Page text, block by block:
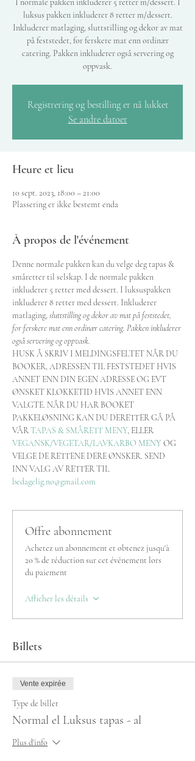
luksus pakken inkluderer 8 retter m/dessert.
Inkluderer matlaging, sluttstilling og dekor av mat
på feststedet, for ferskere mat enn ordinær
catering. Pakken inkluderer også servering og
oppvask.
Registrering og bestilling er nå lukket
Se andre datoer
Heure et lieu
10 sept. 2023, 18:00 – 21:00
Plassering er ikke bestemt enda
À propos de l'événement
Denne normale pakken kan du velge deg tapas &
småretter til selskap. I de normale pakken
inkluderer 5 retter med dessert. I luksuspakken
inkluderer 8 retter med dessert. Inkluderer
matlaging, sluttstilling og dekor av mat på feststedet,
for ferskere mat enn ordinær catering. Pakken inkluderer
også servering og oppvask.
HUSK Å SKRIV I MELDINGSFELTET NÅR DU
BOOKER, ADRESSEN TIL FESTSTEDET HVIS
ANNET ENN DIN EGEN ADRESSE OG EVT
ØNSKET KLOKKETID HVIS ANNET ENN
VALGTE. NÅR DU HAR BOOKET
PAKKELØSNING KAN DU DERETTER GÅ PÅ
VÅR TAPAS & SMÅRETT MENY, ELLER
VEGANSK/VEGETAR/LAVKARBO MENY OG
VELGE DE RETTENE DERE ØNSKER. SEND
INN VALG AV RETTER TIL
bedagelig.no@gmail.com
Offre abonnement
Achetez un abonnement et obtenez jusqu'à
20 % de réduction sur cet événement lors
du paiement
Afficher les détails
Billets
Vente expirée
Type de billet
Normal el Luksus tapas - al
Plus d'info